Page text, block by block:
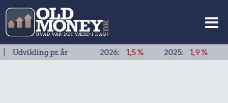
pr. år2026: 1,5 % 2025: 1,9 % 2024: